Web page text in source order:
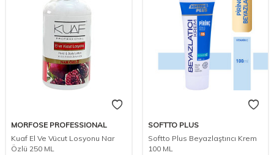
MORFOSE PROFESSIONAL
Kuaf El Ve Vücut Losyonu Nar
Özlü 250 ML
SOFTTO PLUS
Softto Plus Beyazlaştırıcı Krem
100 ML